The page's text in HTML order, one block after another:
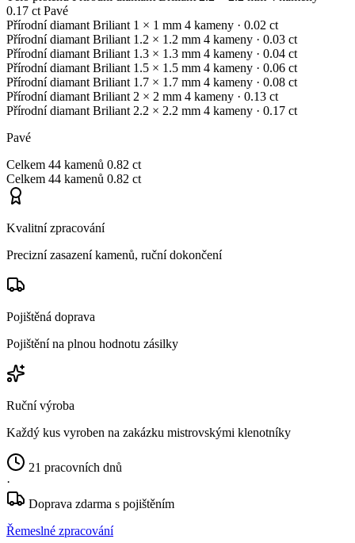
0.17 ct Pavé
Přírodní diamant Briliant 1 × 1 mm 4 kameny · 0.02 ct
Přírodní diamant Briliant 1.2 × 1.2 mm 4 kameny · 0.03 ct
Přírodní diamant Briliant 1.3 × 1.3 mm 4 kameny · 0.04 ct
Přírodní diamant Briliant 1.5 × 1.5 mm 4 kameny · 0.06 ct
Přírodní diamant Briliant 1.7 × 1.7 mm 4 kameny · 0.08 ct
Přírodní diamant Briliant 2 × 2 mm 4 kameny · 0.13 ct
Přírodní diamant Briliant 2.2 × 2.2 mm 4 kameny · 0.17 ct
Pavé
Celkem 44 kamenů 0.82 ct
Celkem 44 kamenů 0.82 ct
Kvalitní zpracování
Precizní zasazení kamenů, ruční dokončení
Pojištěná doprava
Pojištění na plnou hodnotu zásilky
Ruční výroba
Každý kus vyroben na zakázku mistrovskými klenotníky
21 pracovních dnů
·
Doprava zdarma s pojištěním
Řemeslné zpracování